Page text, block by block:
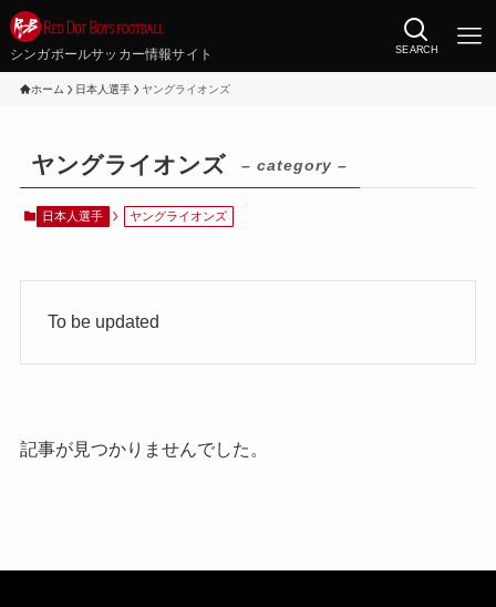
シンガポールサッカー情報サイト SEARCH
ホーム 日本人選手 ヤングライオンズ
ヤングライオンズ – category –
日本人選手 ヤングライオンズ
To be updated
記事が見つかりませんでした。